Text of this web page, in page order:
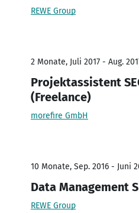
REWE Group
2 Monate, Juli 2017 - Aug.
Projektassistent
(Freelance)
morefire GmbH
10 Monate, Sep. 2016 - Juni
Data Management
REWE Group